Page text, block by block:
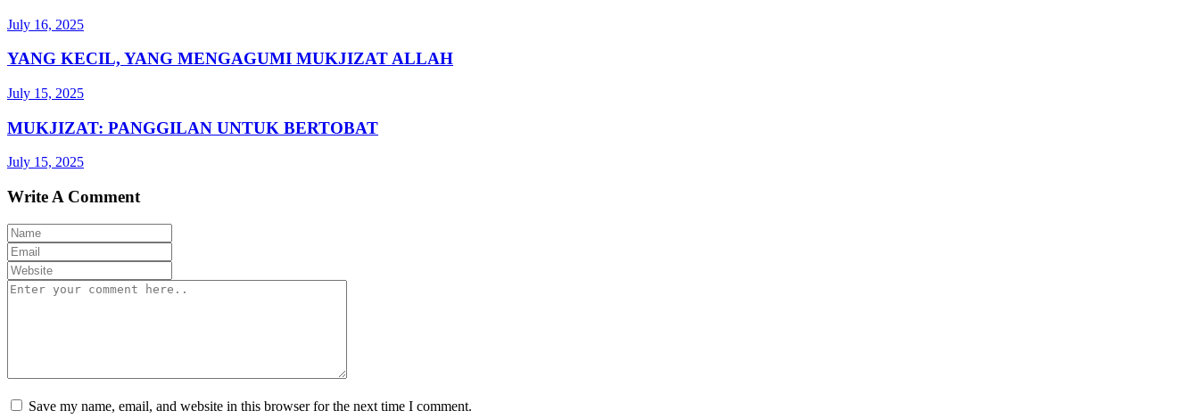
July 16, 2025
YANG KECIL, YANG MENGAGUMI MUKJIZAT ALLAH
July 15, 2025
MUKJIZAT: PANGGILAN UNTUK BERTOBAT
July 15, 2025
Write A Comment
Save my name, email, and website in this browser for the next time I comment.